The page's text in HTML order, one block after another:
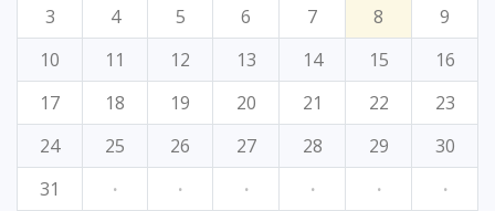
3
4 5 6 7 8
9
10
11 12 13 14 15
16
17
18 19 20 21 22
23
24
25 26 27 28 29
30
31
· · · · · ·